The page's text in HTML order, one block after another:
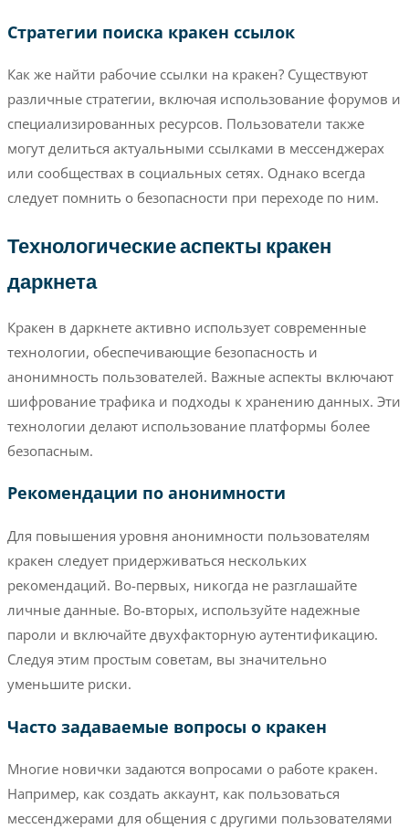
Стратегии поиска кракен ссылок
Как же найти рабочие ссылки на кракен? Существуют
различные стратегии, включая использование форумов и
специализированных ресурсов. Пользователи также
могут делиться актуальными ссылками в мессенджерах
или сообществах в социальных сетях. Однако всегда
следует помнить о безопасности при переходе по ним.
Технологические аспекты кракен
даркнета
Кракен в даркнете активно использует современные
технологии, обеспечивающие безопасность и
анонимность пользователей. Важные аспекты включают
шифрование трафика и подходы к хранению данных. Эти
технологии делают использование платформы более
безопасным.
Рекомендации по анонимности
Для повышения уровня анонимности пользователям
кракен следует придерживаться нескольких
рекомендаций. Во-первых, никогда не разглашайте
личные данные. Во-вторых, используйте надежные
пароли и включайте двухфакторную аутентификацию.
Следуя этим простым советам, вы значительно
уменьшите риски.
Часто задаваемые вопросы о кракен
Многие новички задаются вопросами о работе кракен.
Например, как создать аккаунт, как пользоваться
мессенджерами для общения с другими пользователями